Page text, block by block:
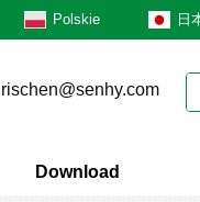
Polskie 日
Download